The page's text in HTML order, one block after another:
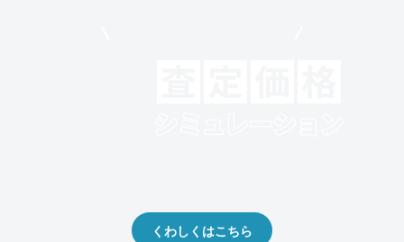
くわしくはこちら